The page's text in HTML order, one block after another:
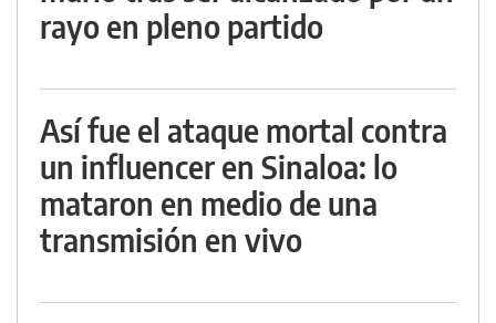
rayo en pleno partido
Así fue el ataque mortal contra
un influencer en Sinaloa: lo
mataron en medio de una
transmisión en vivo